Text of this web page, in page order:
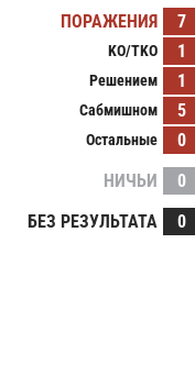
ПОРАЖЕНИЯ 7
KO/TKO 1
Решением
1
Сабмишном
5
Остальные
0
НИЧЬИ
0
БЕЗ РЕЗУЛЬТАТА
0